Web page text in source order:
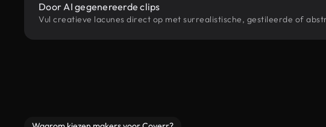
Door AI gegenereerde clips
Vul creatieve lacunes direct op met surrealistische, gestileerde of